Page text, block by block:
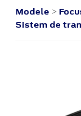
Modele >
Sistem de